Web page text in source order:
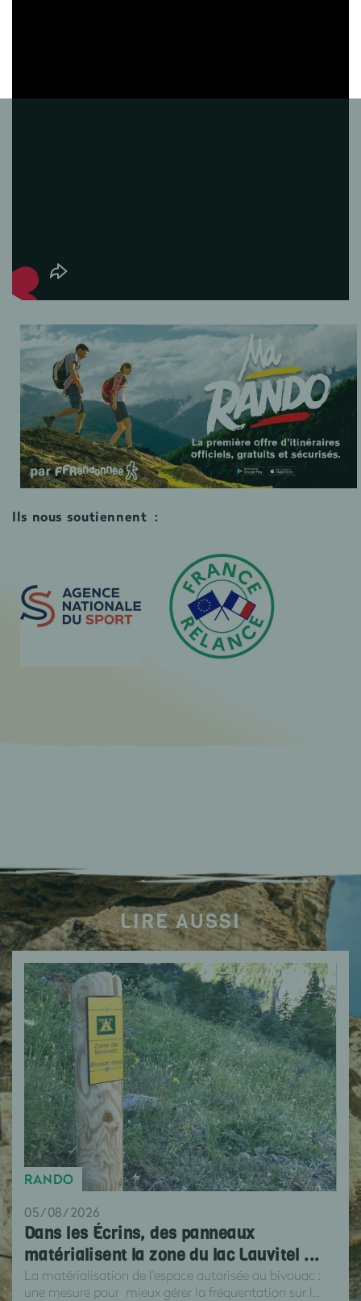
Ils nous soutiennent :
LIRE AUSSI
RANDO
05/08/2026
Dans les Écrins, des panneaux
matérialisent la zone du lac Lauvitel ...
La matérialisation de l'espace autorisée au bivouac :
une mesure pour mieux gérer la fréquentation sur l...